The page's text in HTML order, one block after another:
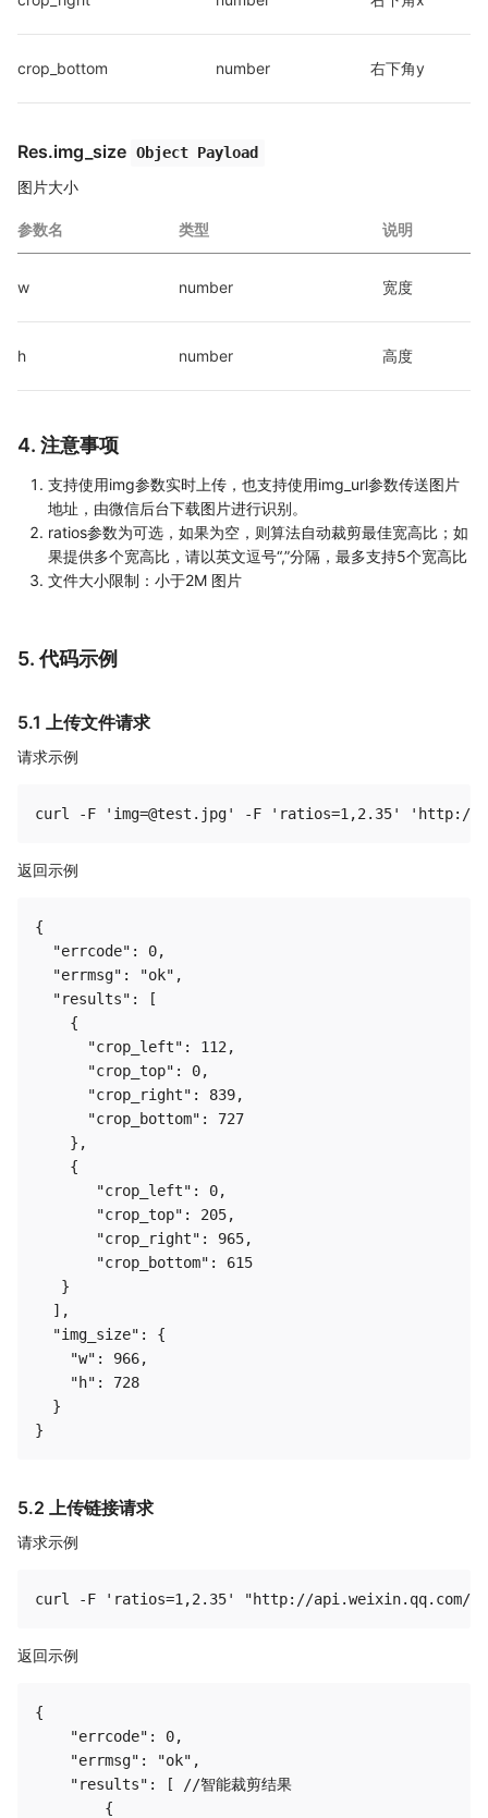
crop_bottom number 右下角y
Res.img_size Object Payload
图片大小
参数名 类型 说明
w number 宽度
h number 高度
4. 注意事项
支持使用img参数实时上传，也支持使用img_url参数传送图片
地址，由微信后台下载图片进行识别。
ratios参数为可选，如果为空，则算法自动裁剪最佳宽高比；如
果提供多个宽高比，请以英文逗号“,”分隔，最多支持5个宽高比
文件大小限制：小于2M 图片
5. 代码示例
5.1 上传文件请求
请求示例
返回示例
{
  "errcode": 0,
  "errmsg": "ok",
  "results": [
    {
      "crop_left": 112,
      "crop_top": 0,
      "crop_right": 839,
      "crop_bottom": 727
    },
    {
       "crop_left": 0,
       "crop_top": 205,
       "crop_right": 965,
       "crop_bottom": 615
   }
  ],
  "img_size": {
    "w": 966,
    "h": 728
  }
5.2 上传链接请求
请求示例
返回示例
{
    "errcode": 0,
    "errmsg": "ok",
    "results": [ //智能裁剪结果
        {